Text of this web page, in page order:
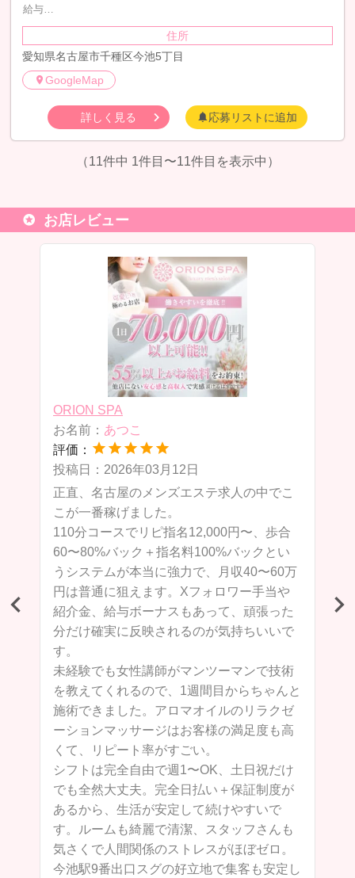
給与…
住所
愛知県名古屋市千種区今池5丁目
GoogleMap
詳しく見る 応募リストに追加
（11件中 1件目〜11件目を表示中）
お店レビュー
ORION SPA
お名前： あつこ
評価：
投稿日：2026年03月12日
正直、名古屋のメンズエステ求人の中でこ
こが一番稼げました。
110分コースでリピ指名12,000円〜、歩合
60〜80%バック＋指名料100%バックとい
うシステムが本当に強力で、月収40〜60万
円は普通に狙えます。Xフォロワー手当や
紹介金、給与ボーナスもあって、頑張った
分だけ確実に反映されるのが気持ちいいで
す。
未経験でも女性講師がマンツーマンで技術
を教えてくれるので、1週間目からちゃんと
施術できました。アロマオイルのリラクゼ
ーションマッサージはお客様の満足度も高
くて、リピート率がすごい。
シフトは完全自由で週1〜OK、土日祝だけ
でも全然大丈夫。完全日払い＋保証制度が
あるから、生活が安定して続けやすいで
す。ルームも綺麗で清潔、スタッフさんも
気さくで人間関係のストレスがほぼゼロ。
今池駅9番出口スグの好立地で集客も安定し